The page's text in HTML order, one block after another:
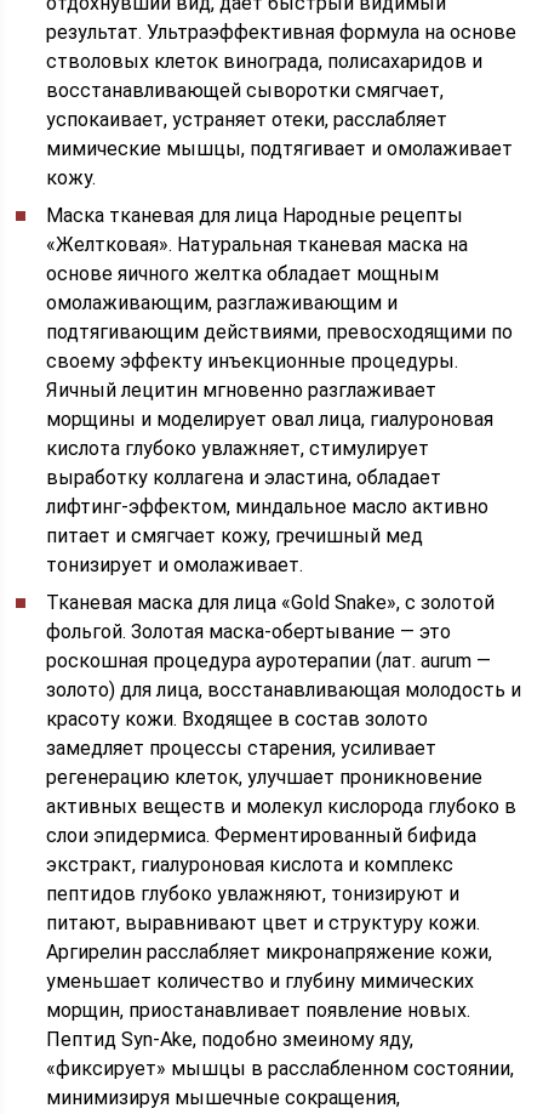
результат. Ультраэффективная формула на основе
стволовых клеток винограда, полисахаридов и
восстанавливающей сыворотки смягчает,
успокаивает, устраняет отеки, расслабляет
мимические мышцы, подтягивает и омолаживает
кожу.
Маска тканевая для лица Народные рецепты
«Желтковая». Натуральная тканевая маска на
основе яичного желтка обладает мощным
омолаживающим, разглаживающим и
подтягивающим действиями, превосходящими по
своему эффекту инъекционные процедуры.
Яичный лецитин мгновенно разглаживает
морщины и моделирует овал лица, гиалуроновая
кислота глубоко увлажняет, стимулирует
выработку коллагена и эластина, обладает
лифтинг-эффектом, миндальное масло активно
питает и смягчает кожу, гречишный мед
тонизирует и омолаживает.
Тканевая маска для лица «Gold Snake», с золотой
фольгой. Золотая маска-обертывание — это
роскошная процедура ауротерапии (лат. aurum —
золото) для лица, восстанавливающая молодость и
красоту кожи. Входящее в состав золото
замедляет процессы старения, усиливает
регенерацию клеток, улучшает проникновение
активных веществ и молекул кислорода глубоко в
слои эпидермиса. Ферментированный бифида
экстракт, гиалуроновая кислота и комплекс
пептидов глубоко увлажняют, тонизируют и
питают, выравнивают цвет и структуру кожи.
Аргирелин расслабляет микронапряжение кожи,
уменьшает количество и глубину мимических
морщин, приостанавливает появление новых.
Пептид Syn-Ake, подобно змеиному яду,
«фиксирует» мышцы в расслабленном состоянии,
минимизируя мышечные сокращения,